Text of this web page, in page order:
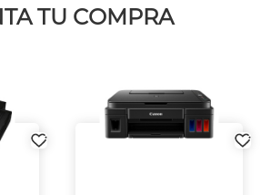
TU COMPRA